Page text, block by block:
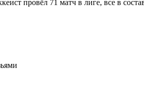
провёл 71 матч в лиге, все в